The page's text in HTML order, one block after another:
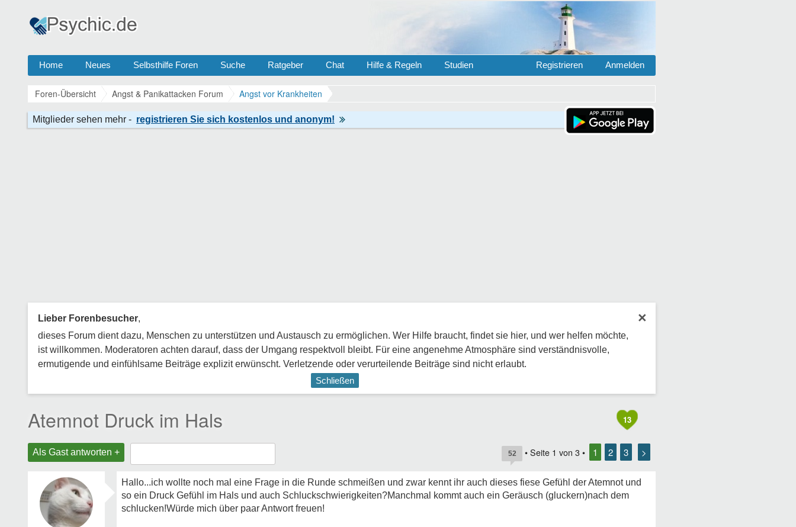
Home Neues Selbsthilfe Foren Suche Ratgeber Chat Hilfe & Regeln Studien Anmelden
Registrieren
Foren-Übersicht Angst & Panikattacken Forum Angst vor Krankheiten
×
Lieber Forenbesucher,
dieses Forum dient dazu, Menschen zu unterstützen und Austausch zu ermöglichen. Wer Hilfe braucht, findet sie hier, und wer helfen möchte,
ist willkommen. Moderatoren achten darauf, dass der Umgang respektvoll bleibt. Für eine angenehme Atmosphäre sind verständnisvolle,
ermutigende und einfühlsame Beiträge explizit erwünscht. Verletzende oder verurteilende Beiträge sind nicht erlaubt.
Schließen
13
Atemnot Druck im Hals
Als Gast antworten + 52 • Seite 1 von 3 • 1 2 3 >
Hallo...ich wollte noch mal eine Frage in die Runde schmeißen und zwar kennt ihr auch dieses fiese Gefühl der Atemnot und
so ein Druck Gefühl im Hals und auch Schluckschwierigkeiten?Manchmal kommt auch ein Geräusch (gluckern)nach dem
schlucken!Würde mich über paar Antwort freuen!